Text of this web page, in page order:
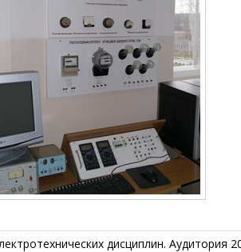
дисциплин. Аудитория